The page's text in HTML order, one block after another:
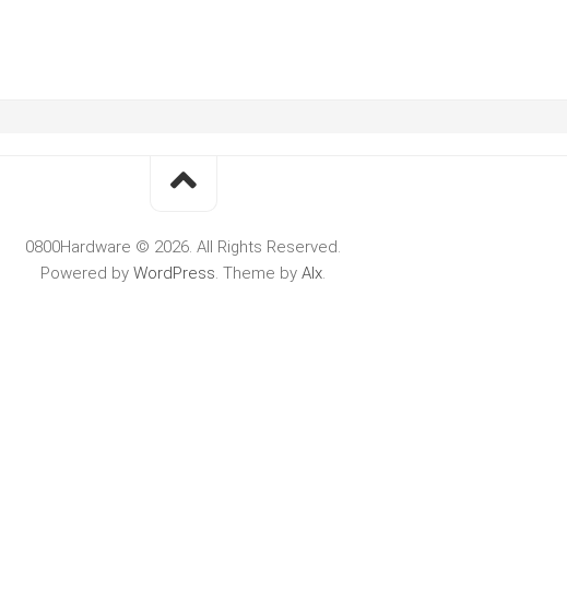
0800Hardware © 2026. All Rights Reserved.
Powered by WordPress. Theme by Alx.